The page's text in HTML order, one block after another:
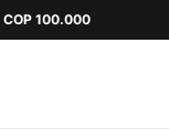
COP100.000